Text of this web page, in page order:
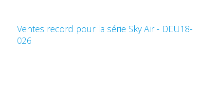
Ventes record pour la série Sky Air - DEU18-
026